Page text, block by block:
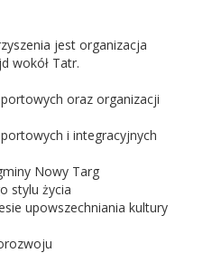
jest organizacja
wokół Tatr.
oraz organizacji
i integracyjnych
Nowy Targ
stylu życia
upowszechniania kultury